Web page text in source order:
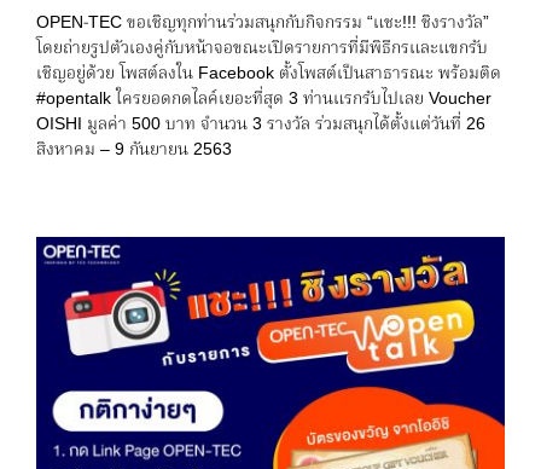
OPEN-TEC ขอเชิญทุกท่านร่วมสนุกกับกิจกรรม “แชะ!!! ชิงรางวัล”
โดยถ่ายรูปตัวเองคู่กับหน้าจอขณะเปิดรายการที่มีพิธีกรและแขกรับ
เชิญอยู่ด้วย โพสต์ลงใน Facebook ตั้งโพสต์เป็นสาธารณะ พร้อมติด
#opentalk ใครยอดกดไลค์เยอะที่สุด 3 ท่านแรกรับไปเลย Voucher
OISHI มูลค่า 500 บาท จำนวน 3 รางวัล ร่วมสนุกได้ตั้งแต่วันที่ 26
สิงหาคม – 9 กันยายน 2563